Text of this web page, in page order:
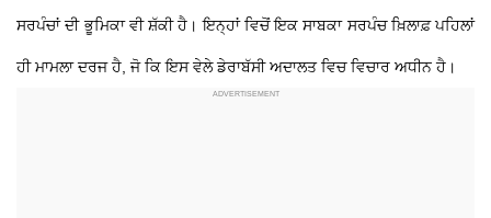
ਸਰਪੰਚਾਂ ਦੀ ਭੂਮਿਕਾ ਵੀ ਸ਼ੱਕੀ ਹੈ। ਇਨ੍ਹਾਂ ਵਿਚੋਂ ਇਕ ਸਾਬਕਾ ਸਰਪੰਚ ਖ਼ਿਲਾਫ਼ ਪਹਿਲਾਂ
ਹੀ ਮਾਮਲਾ ਦਰਜ ਹੈ, ਜੋ ਕਿ ਇਸ ਵੇਲੇ ਡੇਰਾਬੱਸੀ ਅਦਾਲਤ ਵਿਚ ਵਿਚਾਰ ਅਧੀਨ ਹੈ।